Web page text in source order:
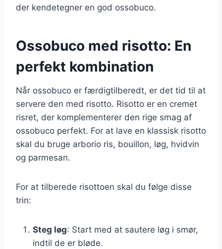
der kendetegner en god ossobuco.
Ossobuco med risotto: En
perfekt kombination
Når ossobuco er færdigtilberedt, er det tid til at
servere den med risotto. Risotto er en cremet
risret, der komplementerer den rige smag af
ossobuco perfekt. For at lave en klassisk risotto
skal du bruge arborio ris, bouillon, løg, hvidvin
og parmesan.
For at tilberede risottoen skal du følge disse
trin:
Steg løg: Start med at sautere løg i smør,
indtil de er bløde.